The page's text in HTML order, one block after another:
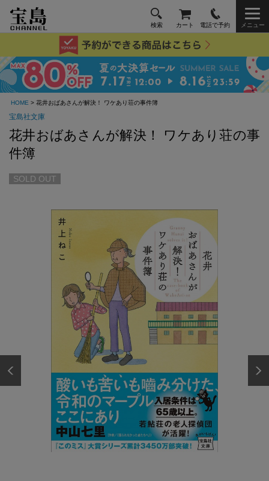
検索 カート 電話で予約 メニュー
HOME > 花井おばあさんが解決！ ワケあり荘の事件簿
宝島社文庫
花井おばあさんが解決！ ワケあり荘の事
件簿
SOLD OUT